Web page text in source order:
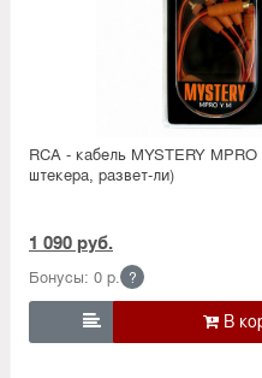
RCA - кабель MYSTERY MPRO
штекера, развет-ли)
1 090 руб.
Бонусы: 0 р. ?
